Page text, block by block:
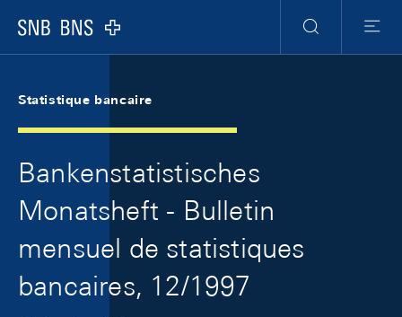
Logo
RechercheMenu
Statistique bancaire
Bankenstatistisches
Monatsheft - Bulletin
mensuel de statistiques
bancaires, 12/1997